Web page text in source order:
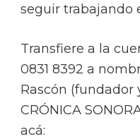
seguir trabajando
Transfiere a la
0831 8392 a
Rascón (fundador
CRÓNICA
acá: